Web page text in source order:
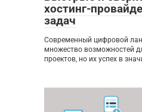
хостинг-
задач
Современный цифровой
множество возможностей
проектов, но их успех в